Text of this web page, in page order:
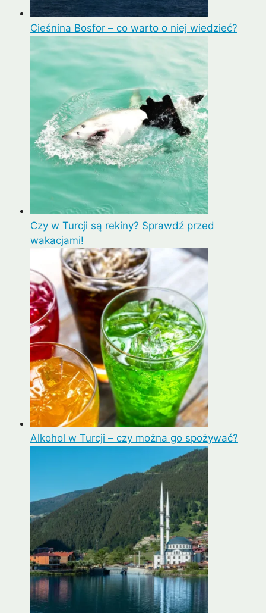
Cieśnina Bosfor – co warto o niej wiedzieć?
Czy w Turcji są rekiny? Sprawdź przed
wakacjami!
Alkohol w Turcji – czy można go spożywać?